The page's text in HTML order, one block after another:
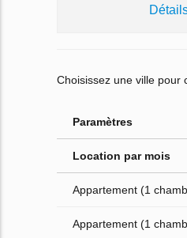
Choisissez une ville pour
Paramètres
Location par mois
Appartement (1
Appartement (1